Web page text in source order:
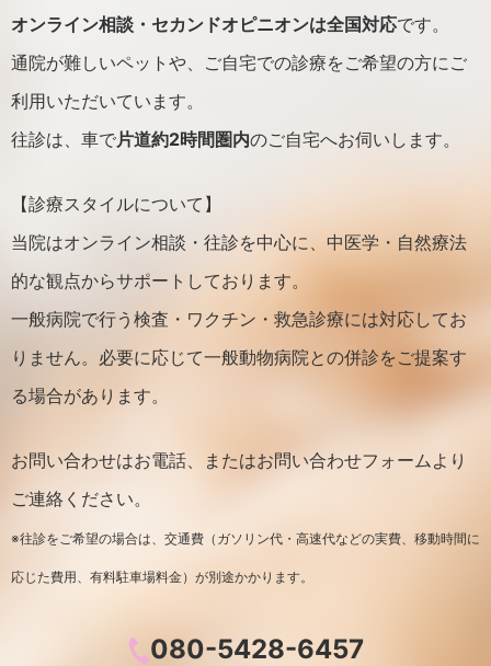
オンライン相談・セカンドオピニオンは全国対応です。
通院が難しいペットや、ご自宅での診療をご希望の方にご
利用いただいています。
往診は、車で片道約2時間圏内のご自宅へお伺いします。
【診療スタイルについて】
当院はオンライン相談・往診を中心に、中医学・自然療法
的な観点からサポートしております。
一般病院で行う検査・ワクチン・救急診療には対応してお
りません。必要に応じて一般動物病院との併診をご提案す
る場合があります。
お問い合わせはお電話、またはお問い合わせフォームより
ご連絡ください。
※往診をご希望の場合は、交通費（ガソリン代・高速代などの実費、移動時間に
応じた費用、有料駐車場料金）が別途かかります。
080-5428-6457